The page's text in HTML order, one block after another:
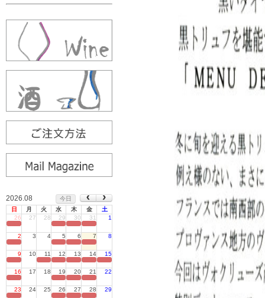
2026.08
今日
日
月 火 水 木 金
土
26
27 28 29 30 31 1
2 3 4 5 6 7 8
9 10 11 12 13 14 15
16 17 18 19 20 21 22
23 24 25 26 27 28 29